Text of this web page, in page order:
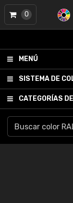
MENÚ
SISTEMA DE
CATEGORÍAS
0